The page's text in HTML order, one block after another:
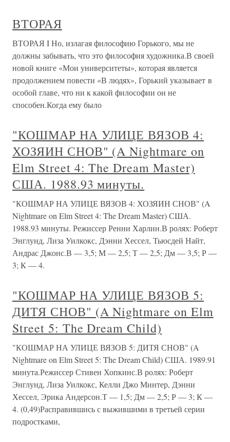
ВТОРАЯ
ВТОРАЯ I Но, излагая философию Горького, мы не
должны забывать, что это философия художника.В своей
новой книге «Мои университеты», которая является
продолжением повести «В людях», Горький указывает в
особой главе, что ни к какой философии он не
способен.Когда ему было
"КОШМАР НА УЛИЦЕ ВЯЗОВ 4:
ХОЗЯИН СНОВ" (A Nightmare on
Elm Street 4: The Dream Master)
США. 1988.93 минуты.
"КОШМАР НА УЛИЦЕ ВЯЗОВ 4: ХОЗЯИН СНОВ" (A
Nightmare on Elm Street 4: The Dream Master) США.
1988.93 минуты. Режиссер Ренни Харлин.В ролях: Роберт
Энглунд, Лиза Уилкокс, Дэнни Хессел, Тьюсдей Найт,
Андрас Джонс.В — 3,5; М — 2,5; Т — 2,5; Дм — 3,5; Р —
3; К — 4.
"КОШМАР НА УЛИЦЕ ВЯЗОВ 5:
ДИТЯ СНОВ" (A Nightmare on Elm
Street 5: The Dream Child)
"КОШМАР НА УЛИЦЕ ВЯЗОВ 5: ДИТЯ СНОВ" (A
Nightmare on Elm Street 5: The Dream Child) США. 1989.91
минута.Режиссер Стивен Хопкинс.В ролях: Роберт
Энглунд, Лиза Уилкокс, Келли Джо Минтер, Дэнни
Хессел, Эрика Андерсон.Т — 1,5; Дм — 2,5; Р — 3; К —
4. (0,49)Расправившись с выжившими в третьей серии
подростками,